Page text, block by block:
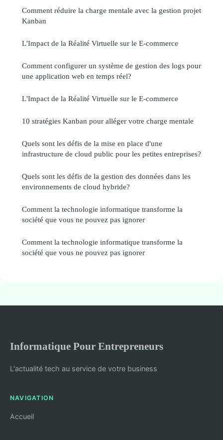
Comment réduire la charge mentale avec la gestion projet
Kanban
L'Impact de la Réalité Virtuelle sur le E-commerce
Comment configurer un système de gestion des logs pour
une application web en temps réel?
L'Impact de la Réalité Virtuelle sur le E-commerce
10 stratégies Kanban pour alléger votre charge mentale
Quels sont les défis de la mise en place d'une
infrastructure de cloud public pour les petites entreprises?
Quels sont les défis de la gestion des données dans les
environnements de cloud hybride?
Comment la technologie informatique transforme la
société que vous ne pouvez pas ignorer
Comment la technologie informatique transforme la
société que vous ne pouvez pas ignorer
Informatique Pour Entrepreneurs
L'actualité tech au service de votre business
NAVIGATION
Accueil